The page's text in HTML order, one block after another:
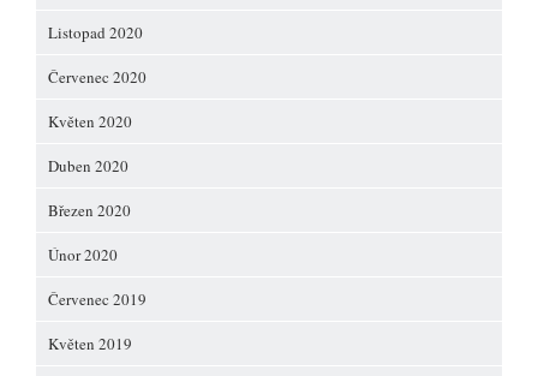
Listopad 2020
Červenec 2020
Květen 2020
Duben 2020
Březen 2020
Únor 2020
Červenec 2019
Květen 2019